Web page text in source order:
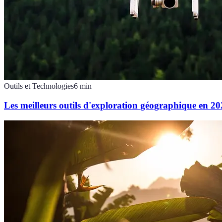
Outils et Technologies6 min
Les meilleurs outils d'exploration géographique en